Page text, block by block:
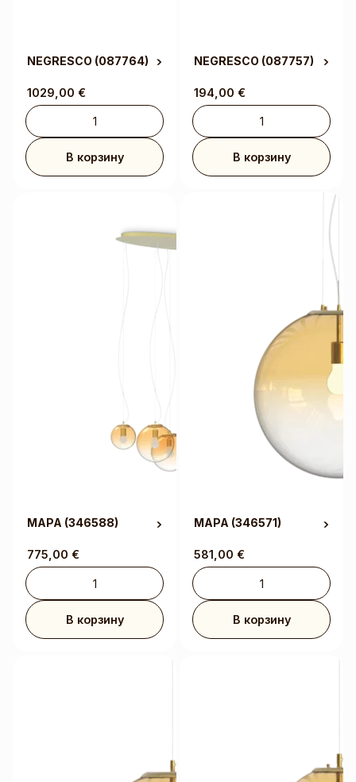
NEGRESCO (087764)
1029,00 €
В корзину
NEGRESCO (087757)
194,00 €
В корзину
MAPA (346588)
775,00 €
В корзину
MAPA (346571)
581,00 €
В корзину